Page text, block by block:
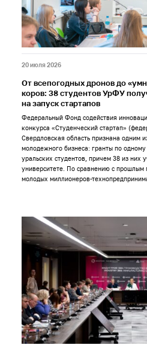
20 июля 2026
От всепогодных дронов до
коров: 38 студентов УрФУ
на запуск стартапов
Федеральный Фонд содействия
конкурса «Студенческий стартап»
Свердловская область признана одним
молодежного бизнеса: гранты по
уральских студентов, причем 38 из них
университете. По сравнению с прошлым
молодых миллионеров-